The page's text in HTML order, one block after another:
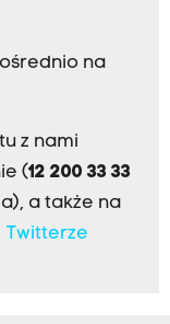
na
z nami
(12 200 33 33
a także na
Twitterze